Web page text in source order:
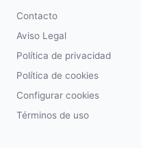
Contacto
Aviso Legal
Política de privacidad
Política de cookies
Configurar cookies
Términos de uso